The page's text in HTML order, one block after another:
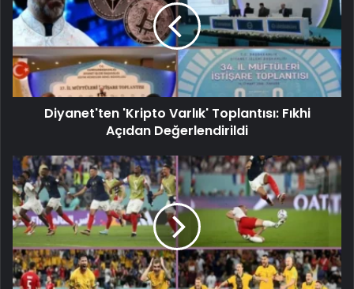
Diyanet'ten 'Kripto Varlık' Toplantısı: Fıkhi
Açıdan Değerlendirildi